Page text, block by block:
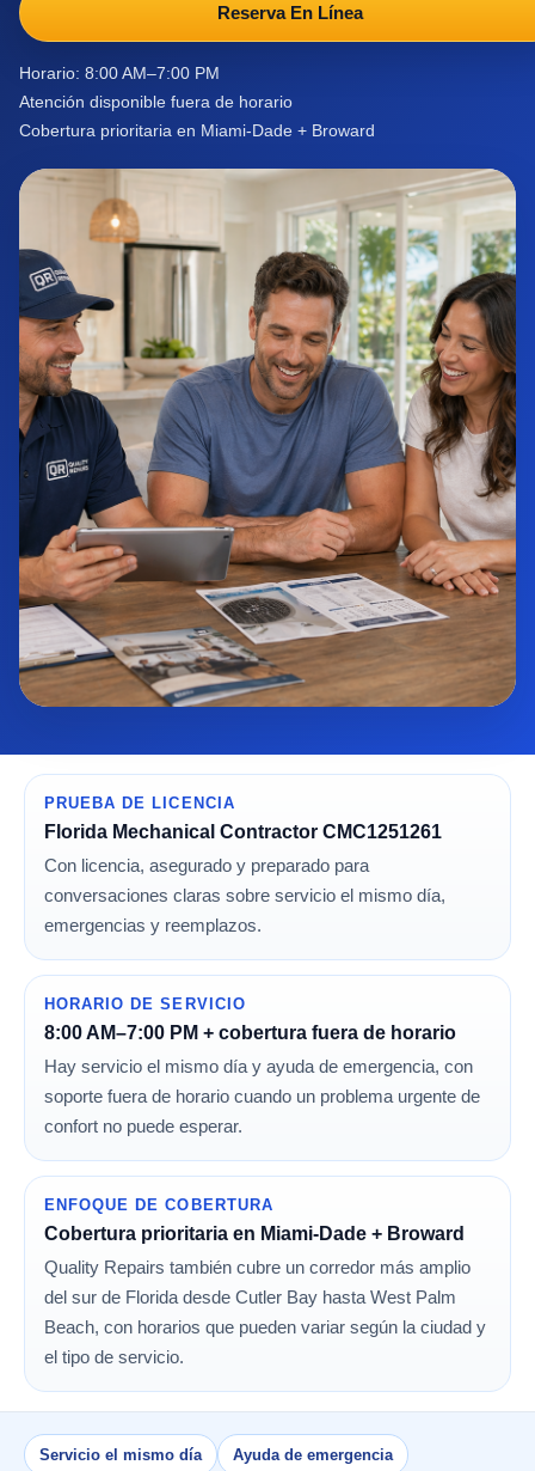
Reserva En Línea
Horario: 8:00 AM–7:00 PM
Atención disponible fuera de horario
Cobertura prioritaria en Miami-Dade + Broward
PRUEBA DE LICENCIA
Florida Mechanical Contractor CMC1251261
Con licencia, asegurado y preparado para
conversaciones claras sobre servicio el mismo día,
emergencias y reemplazos.
HORARIO DE SERVICIO
8:00 AM–7:00 PM + cobertura fuera de horario
Hay servicio el mismo día y ayuda de emergencia, con
soporte fuera de horario cuando un problema urgente de
confort no puede esperar.
ENFOQUE DE COBERTURA
Cobertura prioritaria en Miami-Dade + Broward
Quality Repairs también cubre un corredor más amplio
del sur de Florida desde Cutler Bay hasta West Palm
Beach, con horarios que pueden variar según la ciudad y
el tipo de servicio.
Servicio el mismo día Ayuda de emergencia